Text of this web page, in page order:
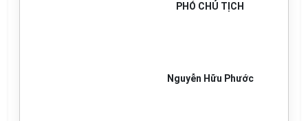
PHÓ CHỦ TỊCH
Nguyễn Hữu Phước